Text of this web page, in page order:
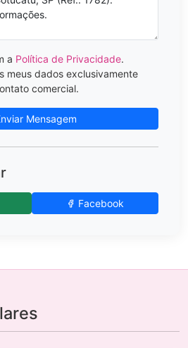
a Política de Privacidade.
meus dados exclusivamente
comercial.
Mensagem
Facebook